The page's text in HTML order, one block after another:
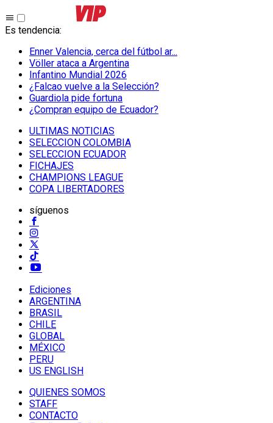
Es tendencia:
Enner Valencia, cerca del fútbol ar...
Völler ataca a Argentina
Infantino Mundial 2026
¿Falcao vuelve a la Selección?
Guardiola pide fortuna
¿Compran equipo de Ecuador?
ULTIMAS NOTICIAS
SELECCION COLOMBIA
SELECCION ECUADOR
FICHAJES
CHAMPIONS LEAGUE
COPA LIBERTADORES
síguenos
Ediciones
ARGENTINA
BRASIL
CHILE
GLOBAL
MÉXICO
PERU
US ENGLISH
QUIENES SOMOS
STAFF
CONTACTO